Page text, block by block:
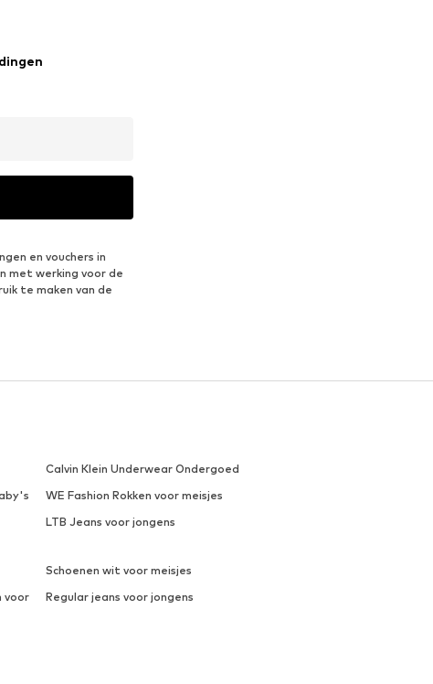
en vouchers in
met werking voor de
te maken van de
Calvin Klein Underwear Ondergoed
WE Fashion Rokken voor meisjes
LTB Jeans voor jongens
Schoenen wit voor meisjes
voor
Regular jeans voor jongens